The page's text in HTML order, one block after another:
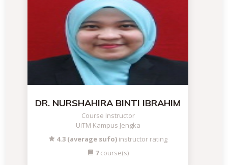
DR. NURSHAHIRA BINTI IBRAHIM
Course Instructor
UiTM Kampus Jengka
4.3 (average sufo) instructor rating
7course(s)